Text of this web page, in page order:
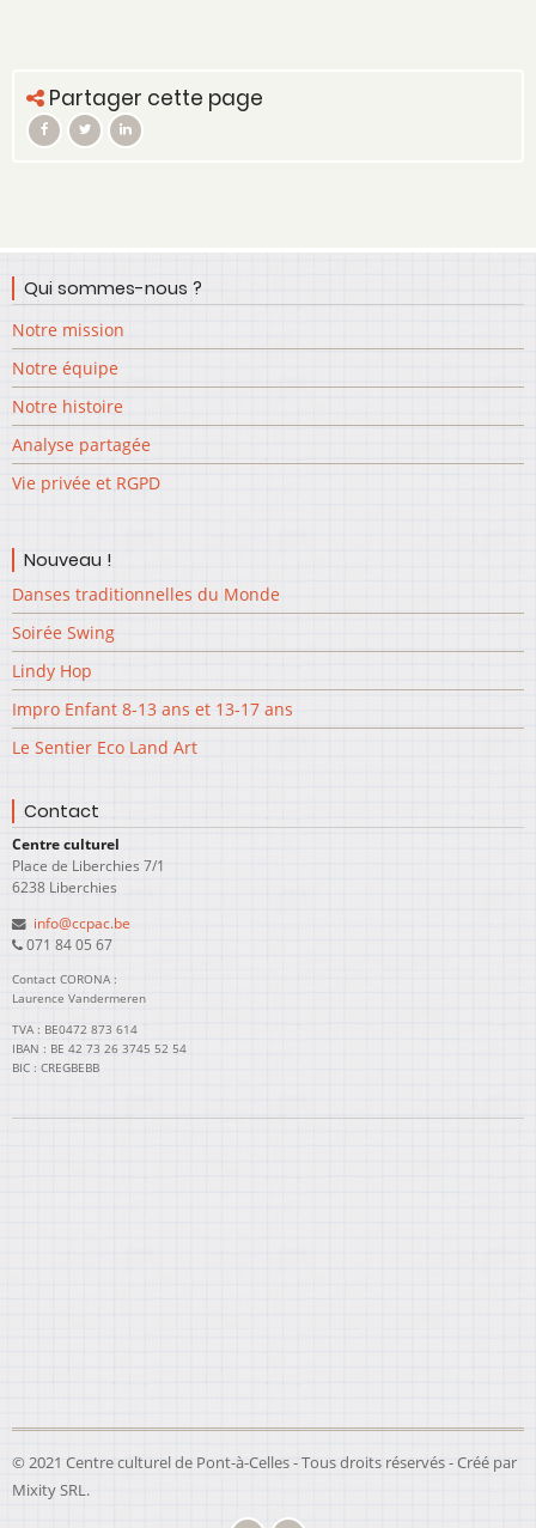
Partager cette page
Qui sommes-nous ?
Notre mission
Notre équipe
Notre histoire
Analyse partagée
Vie privée et RGPD
Nouveau !
Danses traditionnelles du Monde
Soirée Swing
Lindy Hop
Impro Enfant 8-13 ans et 13-17 ans
Le Sentier Eco Land Art
Contact
Centre culturel
Place de Liberchies 7/1
6238 Liberchies
info@ccpac.be
071 84 05 67
Contact CORONA :
Laurence Vandermeren
TVA : BE0472 873 614
IBAN : BE 42 73 26 3745 52 54
BIC : CREGBEBB
© 2021 Centre culturel de Pont-à-Celles - Tous droits réservés - Créé par
Mixity SRL.